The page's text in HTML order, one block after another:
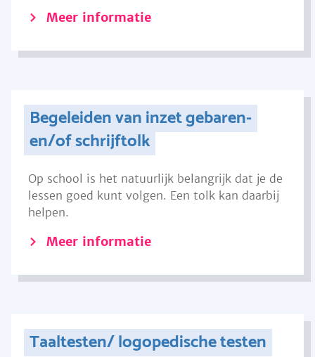
Meer informatie
Begeleiden van inzet gebaren-
en/of schrijftolk
Op school is het natuurlijk belangrijk dat je de
lessen goed kunt volgen. Een tolk kan daarbij
helpen.
Meer informatie
Taaltesten/ logopedische testen